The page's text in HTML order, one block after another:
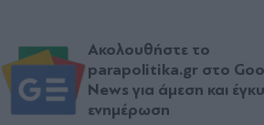
Ακολουθήστε το
parapolitika.gr στο
News για άμεση και
ενημέρωση